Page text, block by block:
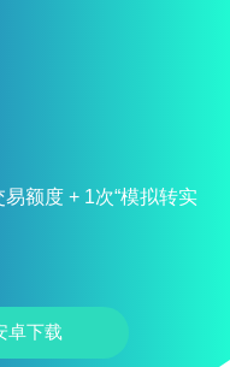
额度 + 1次“模拟转实
卓下载